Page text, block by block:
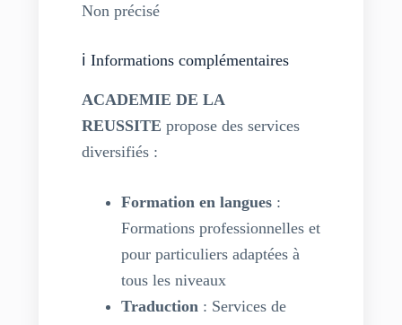
Non précisé
ℹ️ Informations complémentaires
ACADEMIE DE LA
REUSSITE propose des services
diversifiés :
Formation en langues:
Formations professionnelles et
pour particuliers adaptées à
tous les niveaux
Traduction : Services de